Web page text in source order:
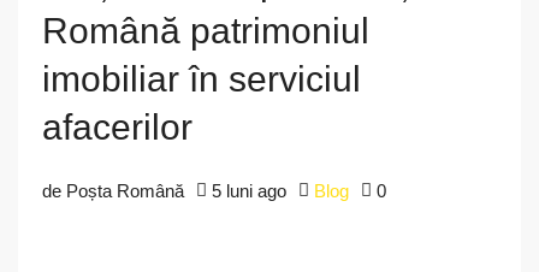
Română patrimoniul
imobiliar în serviciul
afacerilor
de Poșta Română 5 luni ago Blog 0